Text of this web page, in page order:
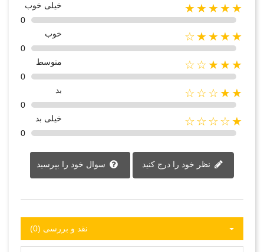
★★★★★
خیلی خوب
0
★★★★☆
خوب
0
★★★☆☆
متوسط
0
★★☆☆☆
بد
0
★☆☆☆☆
خیلی بد
0
سوال خود را بپرسید
نقد و بررسی‌‌ (0)